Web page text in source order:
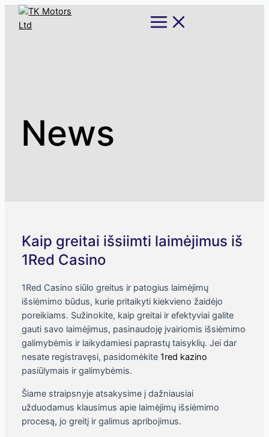
Skip
Main
Menu
News
Kaip greitai išsiimti laimėjimus iš
1Red Casino
1Red Casino siūlo greitus ir patogius laimėjimų
išsiėmimo būdus, kurie pritaikyti kiekvieno žaidėjo
poreikiams. Sužinokite, kaip greitai ir efektyviai galite
gauti savo laimėjimus, pasinaudoję įvairiomis išsiėmimo
galimybėmis ir laikydamiesi paprastų taisyklių. Jei dar
nesate registravęsi, pasidomėkite 1red kazino
pasiūlymais ir galimybėmis.
Šiame straipsnyje atsakysime į dažniausiai
užduodamus klausimus apie laimėjimų išsiėmimo
procesą, jo greitį ir galimus apribojimus.